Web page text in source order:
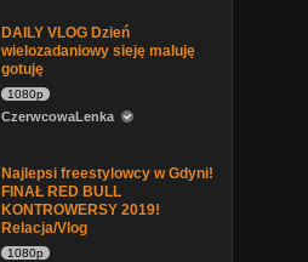
DAILY VLOG Dzień
wielozadaniowy sieję maluję
gotuję
1080p
CzerwcowaLenka
Najlepsi freestylowcy w Gdyni!
FINAŁ RED BULL
KONTROWERSY 2019!
Relacja/Vlog
1080p